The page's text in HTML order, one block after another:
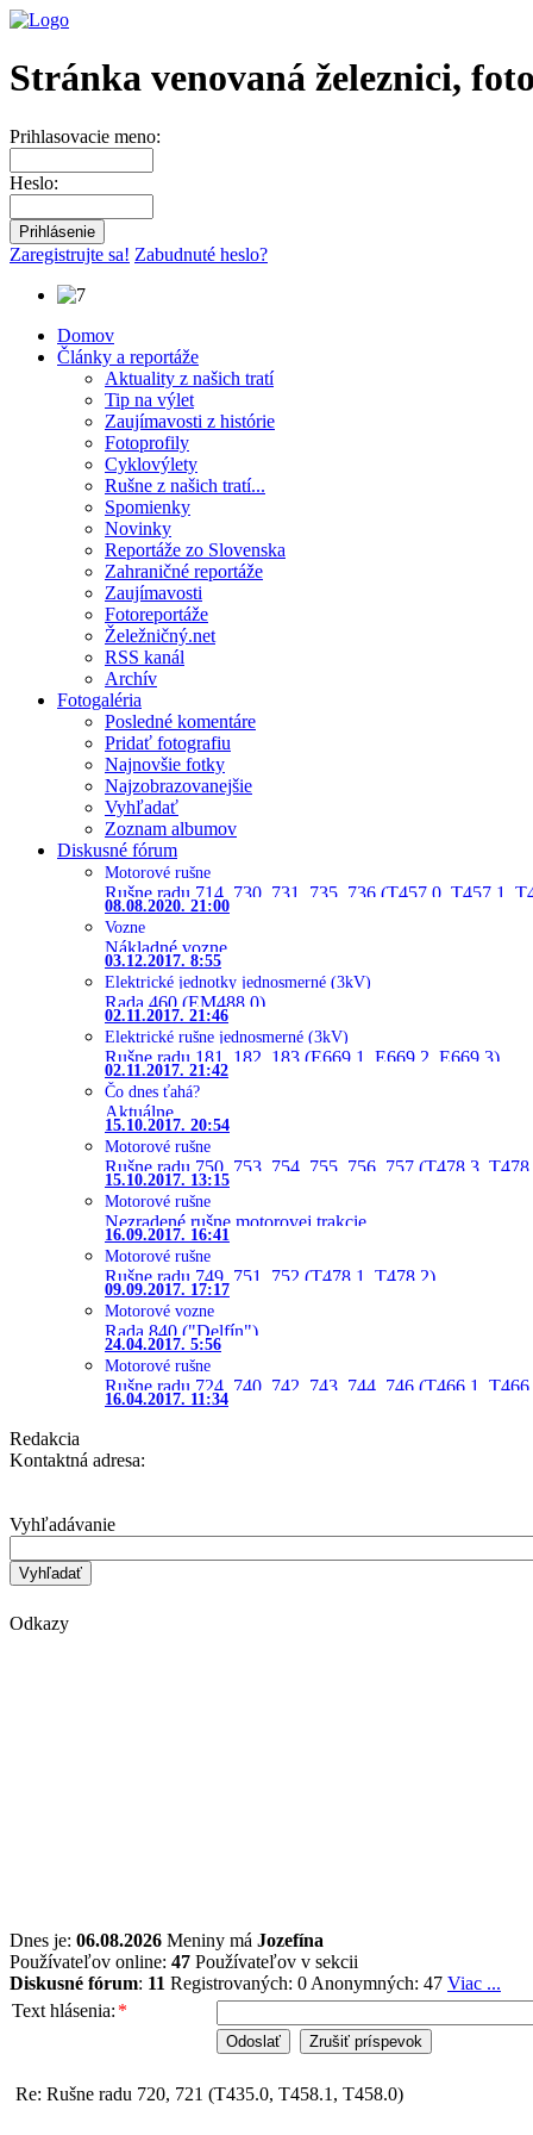
Stránka venovaná železnici,
Prihlasovacie meno:
Heslo:
Zaregistrujte sa! Zabudnuté heslo?
Domov
Články a reportáže
Aktuality z našich tratí
Tip na výlet
Zaujímavosti z histórie
Fotoprofily
Cyklovýlety
Rušne z našich tratí...
Spomienky
Novinky
Reportáže zo Slovenska
Zahraničné reportáže
Zaujímavosti
Fotoreportáže
Želežničný.net
RSS kanál
Archív
Fotogaléria
Posledné komentáre
Pridať fotografiu
Najnovšie fotky
Najzobrazovanejšie
Vyhľadať
Zoznam albumov
Diskusné fórum
Motorové rušne
Rušne radu 714, 730, 731, 735, 736 (T457.0, T457.1,
08.08.2020. 21:00
Vozne
Nákladné vozne
03.12.2017. 8:55
Elektrické jednotky jednosmerné (3kV)
Rada 460 (EM488.0)
02.11.2017. 21:46
Elektrické rušne jednosmerné (3kV)
Rušne radu 181, 182, 183 (E669.1, E669.2, E669.3)
02.11.2017. 21:42
Čo dnes ťahá?
Aktuálne
15.10.2017. 20:54
Motorové rušne
Rušne radu 750, 753, 754, 755, 756, 757 (T478.3,
15.10.2017. 13:15
Motorové rušne
Nezradené rušne motorovej trakcie
16.09.2017. 16:41
Motorové rušne
Rušne radu 749, 751, 752 (T478.1, T478.2)
09.09.2017. 17:17
Motorové vozne
Rada 840 ("Delfín")
24.04.2017. 5:56
Motorové rušne
Rušne radu 724, 740, 742, 743, 744, 746 (T466.1,
16.04.2017. 11:34
Redakcia
Kontaktná adresa:
Vyhľadávanie
Odkazy
Dnes je: 06.08.2026 Meniny má Jozefína
Používateľov online: 47 Používateľov v sekcii
Diskusné fórum: 11 Registrovaných: 0 Anonymných: 47 Viac ...
Text hlásenia: *
Re: Rušne radu 720, 721 (T435.0, T458.1, T458.0)